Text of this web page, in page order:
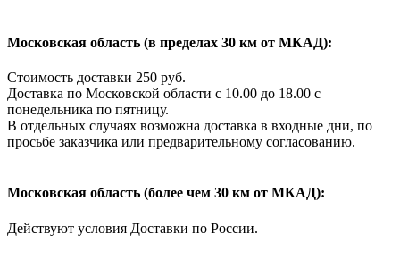
Московская область (в пределах 30 км от МКАД):
Стоимость доставки 250 руб.
Доставка по Московской области с 10.00 до 18.00 с
понедельника по пятницу.
В отдельных случаях возможна доставка в входные дни, по
просьбе заказчика или предварительному согласованию.
Московская область (более чем 30 км от МКАД):
Действуют условия Доставки по России.